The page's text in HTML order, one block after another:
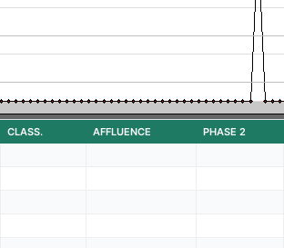
CLASS. AFFLUENCE PHASE 2